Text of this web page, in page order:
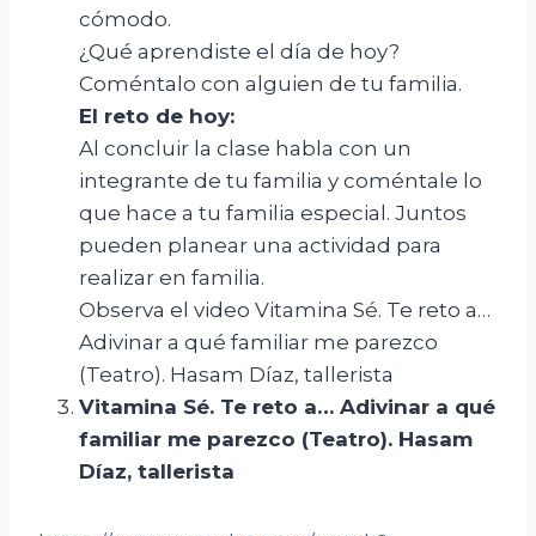
cómodo.
¿Qué aprendiste el día de hoy?
Coméntalo con alguien de tu familia.
El reto de hoy:
Al concluir la clase habla con un
integrante de tu familia y coméntale lo
que hace a tu familia especial. Juntos
pueden planear una actividad para
realizar en familia.
Observa el video Vitamina Sé. Te reto a…
Adivinar a qué familiar me parezco
(Teatro). Hasam Díaz, tallerista
Vitamina Sé. Te reto a… Adivinar a qué
familiar me parezco (Teatro). Hasam
Díaz, tallerista